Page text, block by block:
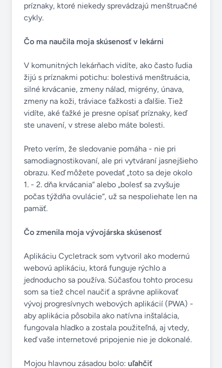
príznaky, ktoré niekedy sprevádzajú menštruačné
cykly.
Čo ma naučila moja skúsenosť v lekárni
V komunitných lekárňach vidíte, ako často ľudia
žijú s príznakmi potichu: bolestivá menštruácia,
silné krvácanie, zmeny nálad, migrény, únava,
zmeny na koži, tráviace ťažkosti a ďalšie. Tiež
vidíte, aké ťažké je presne opísať príznaky, keď
ste unavení, v strese alebo máte bolesti.
Preto verím, že sledovanie pomáha - nie pri
samodiagnostikovaní, ale pri vytváraní jasnejšieho
obrazu. Keď môžete povedať „toto sa deje okolo
1. - 2. dňa krvácania“ alebo „bolesť sa zvyšuje
počas týždňa ovulácie“, už sa nespoliehate len na
pamäť.
Čo zmenila moja vývojárska skúsenosť
Aplikáciu Cycletrack som vytvoril ako modernú
webovú aplikáciu, ktorá funguje rýchlo a
jednoducho sa používa. Súčasťou tohto procesu
som sa tiež chcel naučiť a správne aplikovať
vývoj progresívnych webových aplikácií (PWA) -
aby aplikácia pôsobila ako natívna inštalácia,
fungovala hladko a zostala použiteľná, aj vtedy,
keď vaše internetové pripojenie nie je dokonalé.
Mojou hlavnou zásadou bolo: uľahčiť